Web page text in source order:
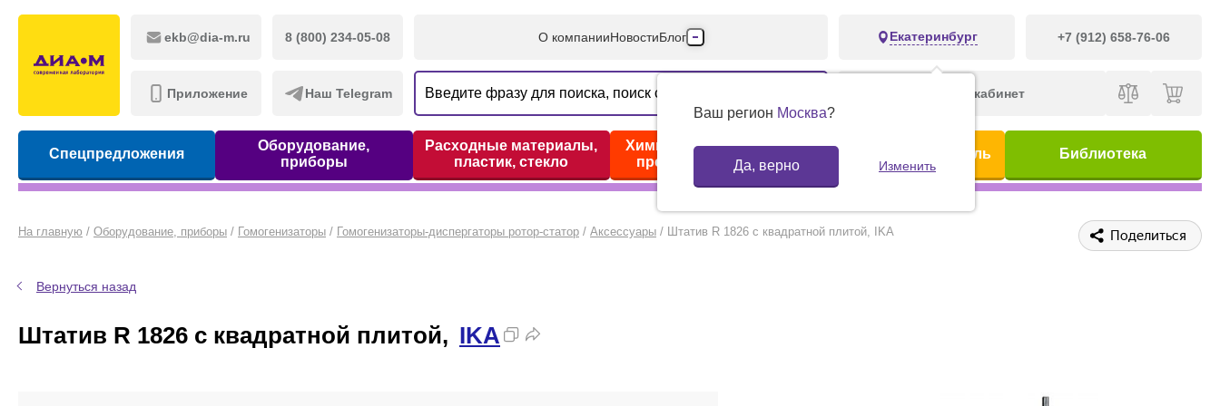
ekb@dia-m.ru 8 (800) 234-05-08
Приложение Наш Telegram
О компанииНовостиБлог
Производители
Партнеры
Контакты
Екатеринбург +7 (912) 658-76-06
Ваш регион Москва?
Да, верно Изменить
Личный кабинет
Спецпредложения
Оборудование,
приборы
Расходные материалы,
пластик, стекло
Химические реактивы,
препараты, наборы
Предметный указатель Библиотека
На главную / Оборудование, приборы / Гомогенизаторы / Гомогенизаторы-диспергаторы ротор-статор / Аксессуары / Штатив R 1826 с квадратной плитой, IKA Поделиться
Вернуться назад
Штатив R 1826 с квадратной плитой, IKA